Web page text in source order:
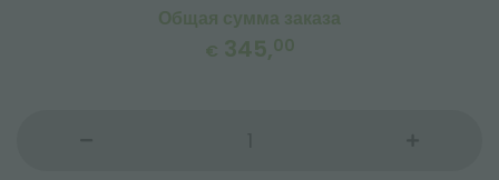
Общая сумма заказа
€ 345,00